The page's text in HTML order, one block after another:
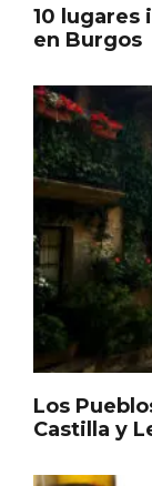
10 lugares
en Burgos
Los
Castilla y
La Olmilla,